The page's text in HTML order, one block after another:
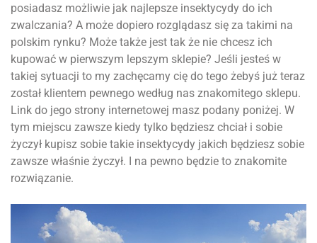
posiadasz możliwie jak najlepsze insektycydy do ich
zwalczania? A może dopiero rozglądasz się za takimi na
polskim rynku? Może także jest tak że nie chcesz ich
kupować w pierwszym lepszym sklepie? Jeśli jesteś w
takiej sytuacji to my zachęcamy cię do tego żebyś już teraz
został klientem pewnego według nas znakomitego sklepu.
Link do jego strony internetowej masz podany poniżej. W
tym miejscu zawsze kiedy tylko będziesz chciał i sobie
życzył kupisz sobie takie insektycydy jakich będziesz sobie
zawsze właśnie życzył. I na pewno będzie to znakomite
rozwiązanie.